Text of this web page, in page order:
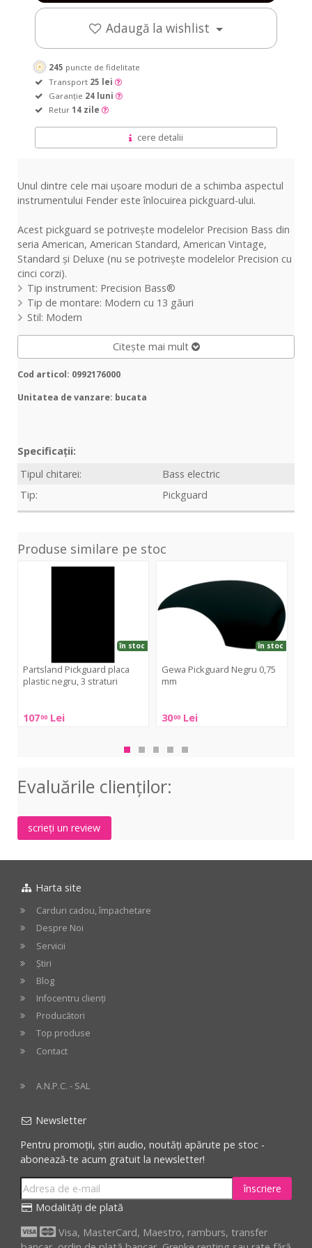
Tortoise
Shell
Ply
Tortoise
Ply
Adaugă la wishlist
245 puncte de fidelitate
Transport 25 lei
Garanție 24 luni
Retur 14 zile
cere detalii
Unul dintre cele mai ușoare moduri de a schimba aspectul
instrumentului Fender este înlocuirea pickguard-ului.
Acest pickguard se potrivește modelelor Precision Bass din
seria American, American Standard, American Vintage,
Standard și Deluxe (nu se potrivește modelelor Precision cu
cinci corzi).
Tip instrument: Precision Bass®
Tip de montare: Modern cu 13 găuri
Stil: Modern
Citește mai mult
Cod articol: 0992176000
Unitatea de vanzare: bucata
Specificații:
Tipul chitarei:
Bass electric
Tip:
Pickguard
Produse similare pe stoc
Pickguard
Partsland Pickguard placa
plastic negru, 3 straturi
10700 Lei
în stoc
Pickguard
3
straturi
0,75
mm
Gewa Pickguard Negru 0,75
mm
3000 Lei
în stoc
Pickguard
0,75
Evaluările clienţilor:
scrieți un review
Harta site
Carduri cadou, împachetare
Despre Noi
Servicii
Știri
Blog
Infocentru clienți
Producători
Top produse
Contact
A.N.P.C. - SAL
Newsletter
Pentru promoții, știri audio, noutăți apărute pe stoc -
abonează-te acum gratuit la newsletter!
înscriere
Modalități de plată
Visa, MasterCard, Maestro, ramburs, transfer